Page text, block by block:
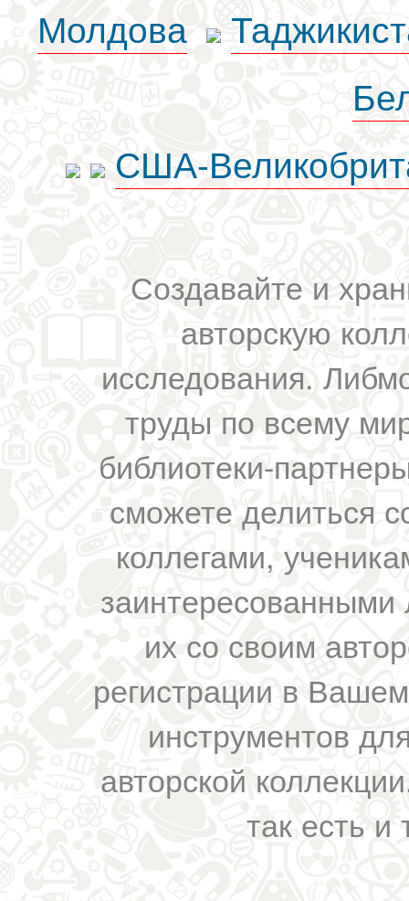
Молдова
США-
Создавайте и
авторскую
исследования.
труды по всему
библиотеки-
сможете делиться
коллегами,
их со своим
регистрации в
инструментов
авторской
так есть и